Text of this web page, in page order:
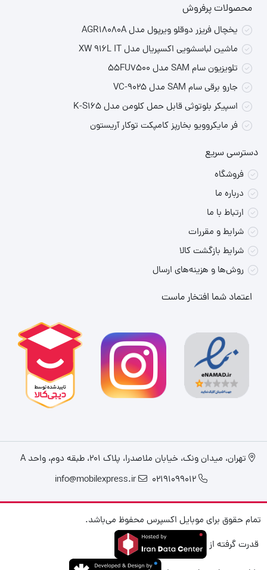
محصولات پرفروش
یخچال فریزر دوقلو ویرپول مدل AGR18080A
ماشین لباسشویی اکسپریال مدل XW 916L IT
تلویزیون سام SAM مدل 55FU7500
جارو برقی سام SAM مدل VC-9025
اسپیکر بلوتوثی قابل حمل کلومن مدل K-S165
فر مایکروویو بخارپز کامپکت توکار آریستون
دسترسی سریع
فروشگاه
درباره ما
ارتباط با ما
شرایط و مقررات
شرایط بازگشت کالا
روش‌ها و هزینه‌های ارسال
اعتماد شما افتخار ماست
تهران، میدان ونک، خیابان ملاصدرا، پلاک ۲۰۱، طبقه دوم، واحد A
02191099012
info@mobilexpress.ir
تمام حقوق برای موبایل اکسپرس محفوظ می‌باشد.
قدرت گرفته از